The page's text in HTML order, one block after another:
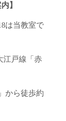
】
は当教室で
江戸線「赤
から徒歩約